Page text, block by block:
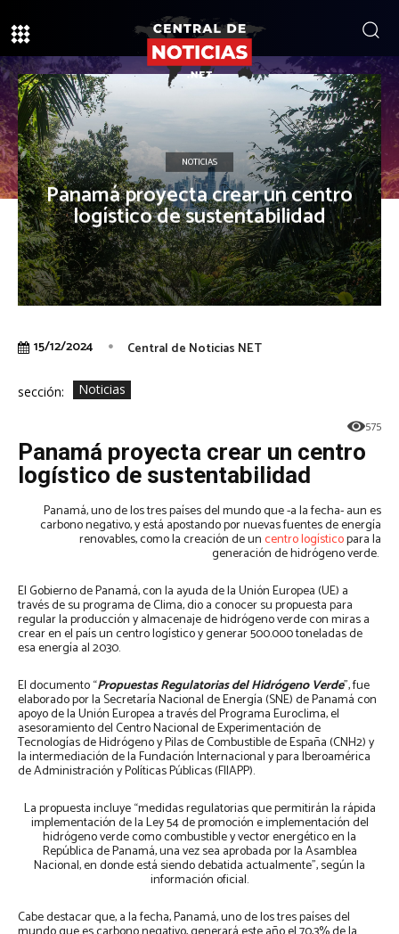
NOTICIAS
Panamá proyecta crear un centro
logístico de sustentabilidad
15/12/2024 Central de Noticias NET
sección: Noticias
575
Panamá proyecta crear un centro
logístico de sustentabilidad
Panamá, uno de los tres países del mundo que -a la fecha- aun es
carbono negativo, y está apostando por nuevas fuentes de energía
renovables, como la creación de uncentro logísticopara la
generación de hidrógeno verde.
El Gobierno de Panamá, con la ayuda de la Unión Europea (UE) a
través de su programa de Clima, dio a conocer su propuesta para
regular la producción y almacenaje de hidrógeno verde con miras a
crear en el país un centro logístico y generar 500.000 toneladas de
esa energía al 2030.
El documento “Propuestas Regulatorias del Hidrógeno Verde”, fue
elaborado por la Secretaría Nacional de Energía (SNE) de Panamá con
apoyo de la Unión Europea a través del Programa Euroclima, el
asesoramiento del Centro Nacional de Experimentación de
Tecnologías de Hidrógeno y Pilas de Combustible de España (CNH2) y
la intermediación de la Fundación Internacional y para Iberoamérica
de Administración y Políticas Públicas (FIIAPP).
La propuesta incluye “medidas regulatorias que permitirán la rápida
implementación de la Ley 54 de promoción e implementación del
hidrógeno verde como combustible y vector energético en la
República de Panamá, una vez sea aprobada por la Asamblea
Nacional, en donde está siendo debatida actualmente”, según la
información oficial.
Cabe destacar que, a la fecha, Panamá, uno de los tres países del